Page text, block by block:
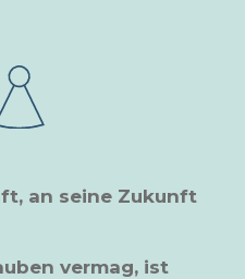
an seine Zukunft
vermag, ist